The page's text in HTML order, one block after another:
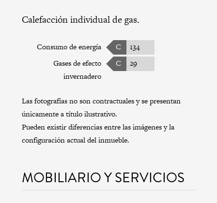
Calefacción individual de gas.
Consumo de energía C
134
Gases de efecto
invernadero
C 29
Las fotografías no son contractuales y se presentan
únicamente a título ilustrativo.
Pueden existir diferencias entre las imágenes y la
configuración actual del inmueble.
MOBILIARIO Y SERVICIOS